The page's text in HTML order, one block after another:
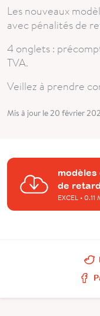
Les nouveaux
avec pénalités de
4 onglets :
TVA.
Veillez à prendre
Mis à jour le 20 février
modèles
de retard
EXCEL • 0.11